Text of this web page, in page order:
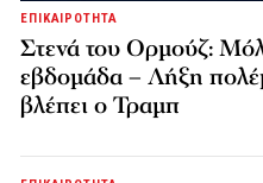
ΕΠΙΚΑΙΡΟΤΗΤΑ
Στενά του Ορμούζ:
εβδομάδα – Λήξη
βλέπει ο Τραμπ